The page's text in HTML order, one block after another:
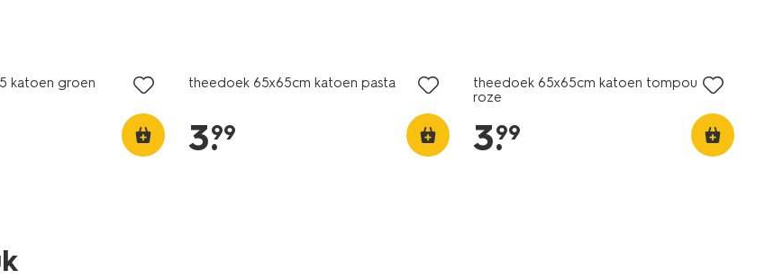
katoen groen theedoek 65x65cm katoen pasta
3.
99
theedoek 65x65cm katoen tompouce
roze
3.
99